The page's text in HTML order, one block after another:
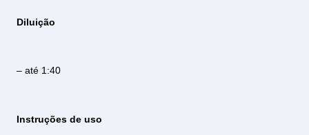
Diluição
– até 1:40
Instruções de uso